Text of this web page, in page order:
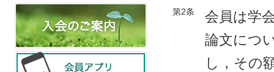
第2条
会員は学
論文につ
し，その